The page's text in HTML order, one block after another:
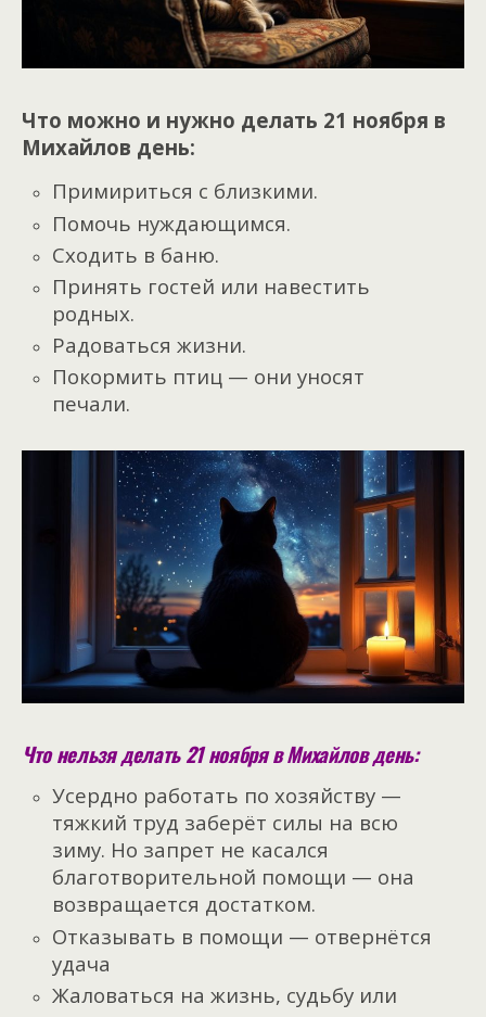
Что можно и нужно делать 21 ноября в
Михайлов день:
Примириться с близкими.
Помочь нуждающимся.
Сходить в баню.
Принять гостей или навестить
родных.
Радоваться жизни.
Покормить птиц — они уносят
печали.
Что нельзя делать 21 ноября в Михайлов день:
Усердно работать по хозяйству —
тяжкий труд заберёт силы на всю
зиму. Но запрет не касался
благотворительной помощи — она
возвращается достатком.
Отказывать в помощи — отвернётся
удача
Жаловаться на жизнь, судьбу или